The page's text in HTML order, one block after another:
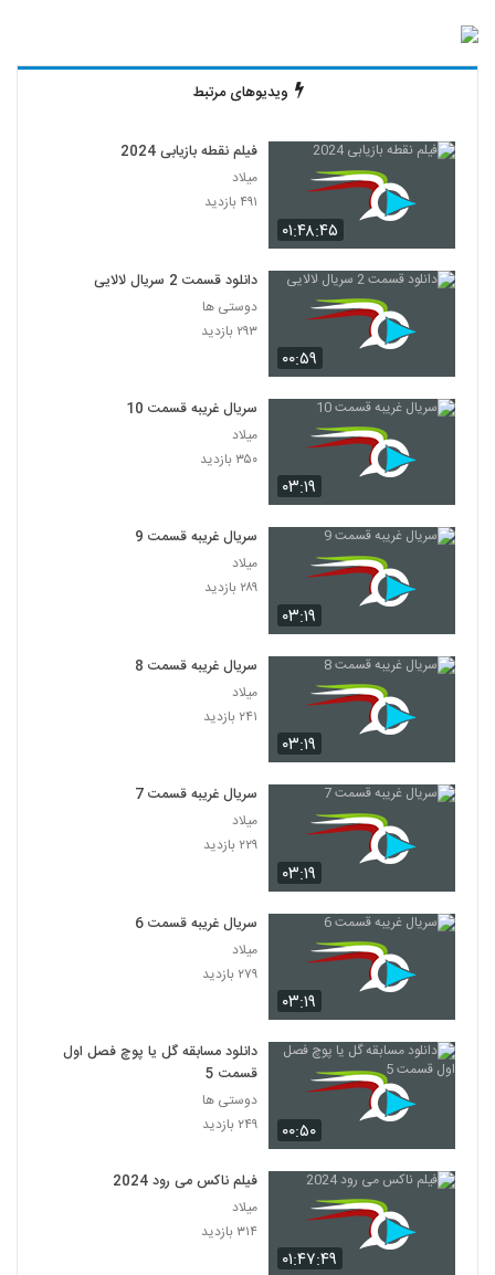
ویدیوهای مرتبط
۰۱:۴۸:۴۵
فیلم نقطه بازیابی 2024
میلاد
۴۹۱ بازدید
۰۰:۵۹
دانلود قسمت 2 سریال لالایی
دوستی ها
۲۹۳ بازدید
۰۳:۱۹
سریال غریبه قسمت 10
میلاد
۳۵۰ بازدید
۰۳:۱۹
سریال غریبه قسمت 9
میلاد
۲۸۹ بازدید
۰۳:۱۹
سریال غریبه قسمت 8
میلاد
۲۴۱ بازدید
۰۳:۱۹
سریال غریبه قسمت 7
میلاد
۲۲۹ بازدید
۰۳:۱۹
سریال غریبه قسمت 6
میلاد
۲۷۹ بازدید
۰۰:۵۰
دانلود مسابقه گل یا پوچ فصل اول
قسمت 5
دوستی ها
۲۴۹ بازدید
۰۱:۴۷:۴۹
فیلم ناکس می رود 2024
میلاد
۳۱۴ بازدید